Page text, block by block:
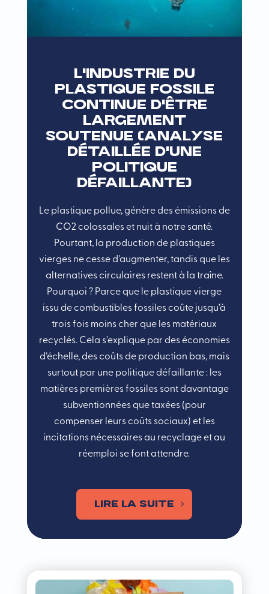
L’industrie du
plastique fossile
continue d’être
largement
soutenue (analyse
détaillée d’une
politique
défaillante)
Le plastique pollue, génère des émissions de
CO2 colossales et nuit à notre santé.
Pourtant, la production de plastiques
vierges ne cesse d’augmenter, tandis que les
alternatives circulaires restent à la traîne.
Pourquoi ? Parce que le plastique vierge
issu de combustibles fossiles coûte jusqu’à
trois fois moins cher que les matériaux
recyclés. Cela s’explique par des économies
d’échelle, des coûts de production bas, mais
surtout par une politique défaillante : les
matières premières fossiles sont davantage
subventionnées que taxées (pour
compenser leurs coûts sociaux) et les
incitations nécessaires au recyclage et au
réemploi se font attendre.
LIRE LA SUITE